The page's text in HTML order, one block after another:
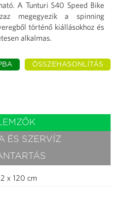
A Tunturi S40 Speed Bike
megegyezik a spinning
történő kiállásokhoz és
alkalmas.
ÖSSZEHASONLÍTÁS
ÉS SZERVÍZ
x 120 cm